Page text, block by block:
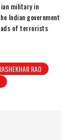
military in
Indian government
of terrorists
RAO